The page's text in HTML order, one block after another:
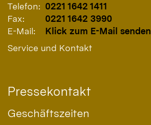
Telefon: 0221 1642 1411
Fax:
0221 1642 3990
E-Mail:
Klick zum E-Mail senden
Service und Kontakt
Pressekontakt
Geschäftszeiten